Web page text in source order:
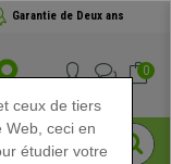
Garantie de Deux ans
0
ceux de tiers
Web, ceci en
étudier votre